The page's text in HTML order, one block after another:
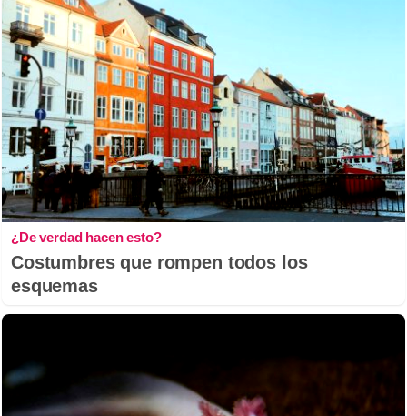
¿De verdad hacen esto?
Costumbres que rompen todos los
esquemas